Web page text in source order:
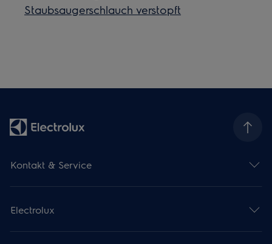
Staubsaugerschlauch verstopft
Kontakt & Service
Electrolux